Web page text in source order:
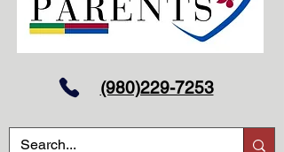
(980)229-7253